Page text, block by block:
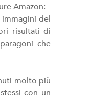
Amazon:
del
risultati di
che
molto più